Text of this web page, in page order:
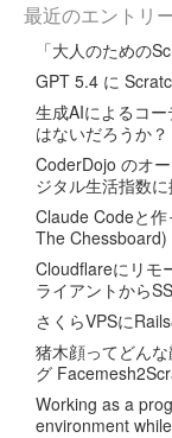
最近のエントリ
「大人のための
GPT 5.4 に
生成AIによるコ
はないだろうか？
CoderDojo のオ
ジタル生活指数
Claude Codeと
The Chessboard)
Cloudflareにリモ
ライアントから
さくらVPSに
猪木顔ってどん
グ
Working as a
environment